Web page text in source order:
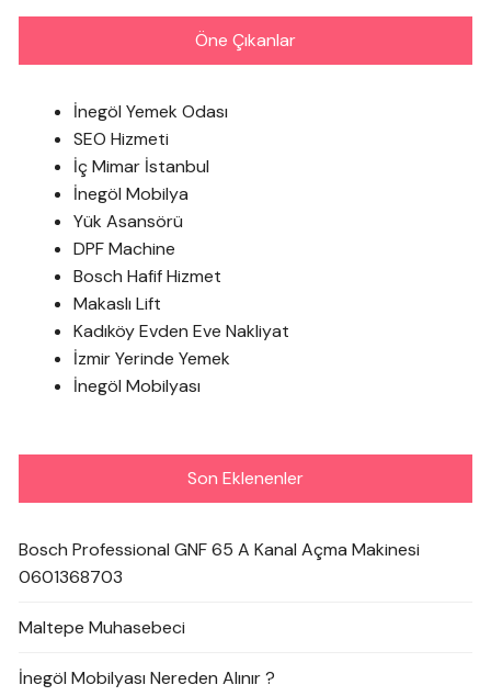
Öne Çıkanlar
İnegöl Yemek Odası
SEO Hizmeti
İç Mimar İstanbul
İnegöl Mobilya
Yük Asansörü
DPF Machine
Bosch Hafif Hizmet
Makaslı Lift
Kadıköy Evden Eve Nakliyat
İzmir Yerinde Yemek
İnegöl Mobilyası
Son Eklenenler
Bosch Professional GNF 65 A Kanal Açma Makinesi
0601368703
Maltepe Muhasebeci
İnegöl Mobilyası Nereden Alınır ?